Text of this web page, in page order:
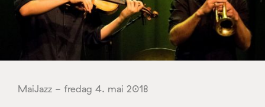
MaiJazz - fredag 4. mai 2018